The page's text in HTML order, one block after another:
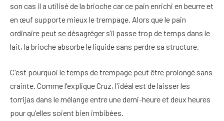
son cas il a utilisé de la brioche car ce pain enrichi en beurre et
en œuf supporte mieux le trempage. Alors que le pain
ordinaire peut se désagréger s’il passe trop de temps dans le
lait, la brioche absorbe le liquide sans perdre sa structure.
C'est pourquoi le temps de trempage peut être prolongé sans
crainte. Comme l'explique Cruz, l'idéal est de laisser les
torrijas dans le mélange entre une demi-heure et deux heures
pour qu'elles soient bien imbibées.